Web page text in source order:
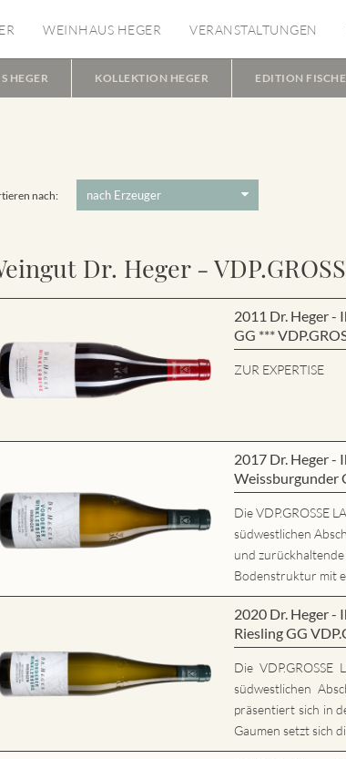
WEINHAUS HEGER VERANSTALTUNGEN
HEGER KOLLEKTION HEGER EDITION
nach:
Dr. Heger -
2011 Dr. Heger -
GG ***
ZUR EXPERTISE
2017 Dr. Heger -
Weissburgunder
Die VDP.GROSSE
südwestlichen
und
Bodenstruktur mit
2020 Dr. Heger -
Riesling GG
Die VDP.GROSSE
südwestlichen
präsentiert sich in
Gaumen setzt sich